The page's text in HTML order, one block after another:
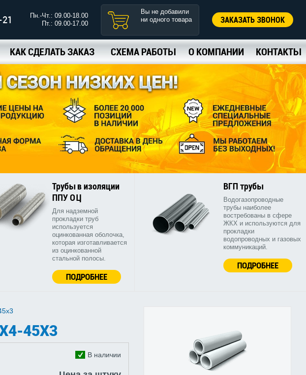
Пн.-Чт.: 09.00-18.00
Пт.: 09.00-17.00
Вы не добавили
ни одного товара
ЗАКАЗАТЬ ЗВОНОК
КАК СДЕЛАТЬ ЗАКАЗ СХЕМА РАБОТЫ О КОМПАНИИ КОНТАКТЫ
Трубы в изоляции
ППУ ОЦ
Для надземной
прокладки труб
используется
оцинкованная оболочка,
которая изготавливается
из оцинкованной
стальной полосы.
ПОДРОБНЕЕ
ВГП трубы
Водогазопроводные
трубы наиболее
востребованы в сфере
ЖКХ и используются для
прокладки
водопроводных и газовых
коммуникаций.
ПОДРОБНЕЕ
45Х3
В наличии